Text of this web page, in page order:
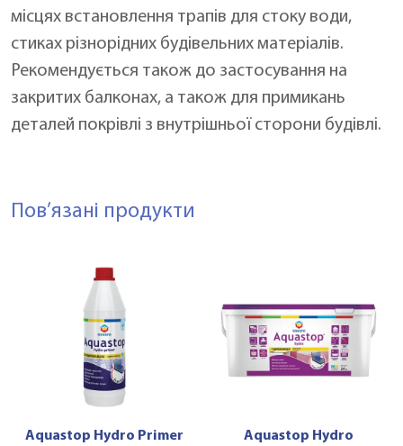
місцях встановлення трапів для стоку води,
стиках різнорідних будівельних матеріалів.
Рекомендується також до застосування на
закритих балконах, а також для примикань
деталей покрівлі з внутрішньої сторони будівлі.
Пов’язані продукти
Aquastop Hydro Primer Aquastop Hydro